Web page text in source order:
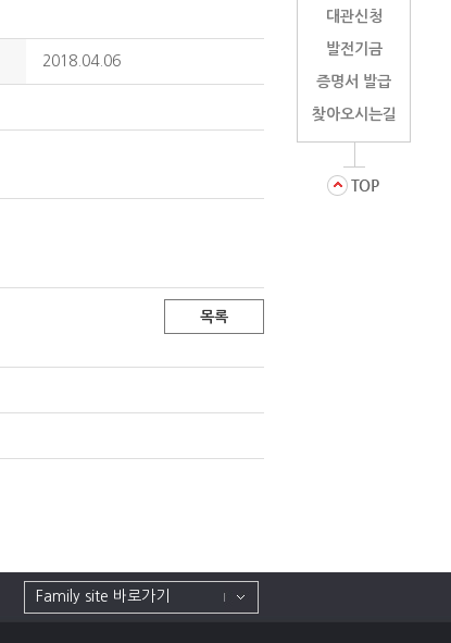
2018.04.06
목록
Family site 바로가기
대관신청
발전기금
증명서 발급
찾아오시는길